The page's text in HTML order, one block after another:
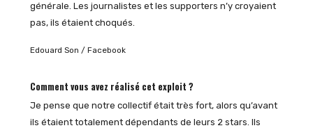
générale. Les journalistes et les supporters n’y croyaient
pas, ils étaient choqués.
Edouard Son / Facebook
Comment vous avez réalisé cet exploit ?
Je pense que notre collectif était très fort, alors qu’avant
ils étaient totalement dépendants de leurs 2 stars. Ils